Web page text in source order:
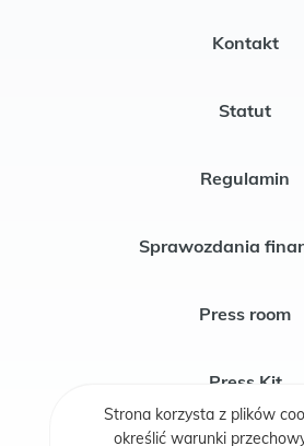
Kontakt
Statut
Regulamin
Sprawozdania
Press room
Press Kit
Strona korzysta z plików
określić warunki